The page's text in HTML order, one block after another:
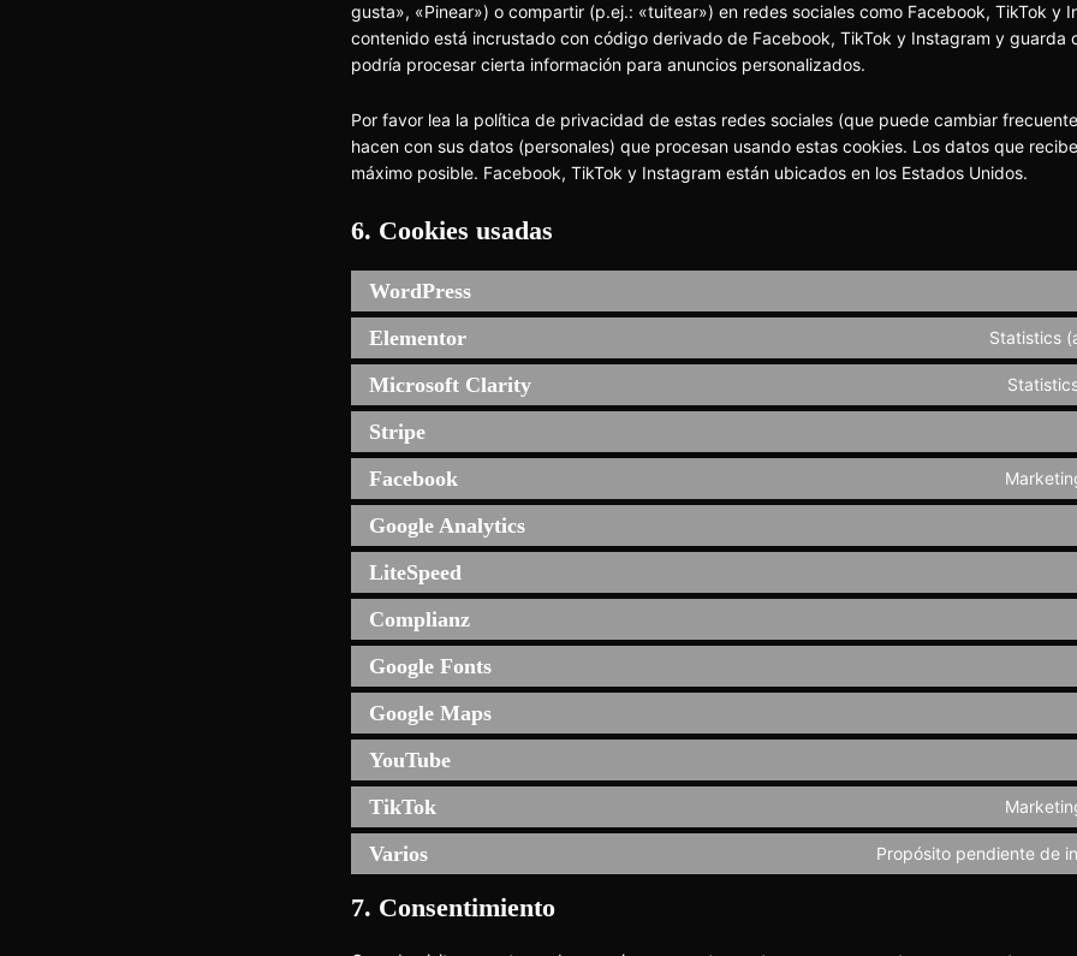
gusta», «Pinear») o compartir (p.ej.: «tuitear») en redes sociales como Facebook, TikTok y
contenido está incrustado con código derivado de Facebook, TikTok y Instagram y guarda
podría procesar cierta información para anuncios personalizados.
Por favor lea la política de privacidad de estas redes sociales (que puede cambiar
hacen con sus datos (personales) que procesan usando estas cookies. Los datos que
máximo posible. Facebook, TikTok y Instagram están ubicados en los Estados Unidos.
6. Cookies usadas
WordPress
Elementor Statistics
Microsoft Clarity
Stripe
Facebook
Google Analytics
LiteSpeed
Complianz
Google Fonts
Google Maps
YouTube
TikTok
Varios Propósito pendiente de
7. Consentimiento